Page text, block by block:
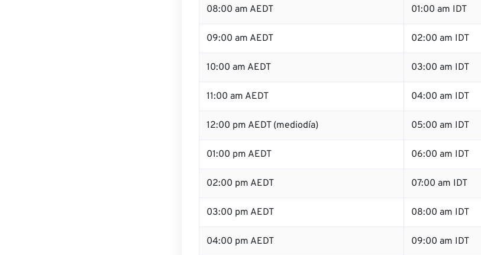
08:00 am AEDT 01:00 am IDT
09:00 am AEDT 02:00 am IDT
10:00 am AEDT 03:00 am IDT
11:00 am AEDT 04:00 am IDT
12:00 pm AEDT (mediodía) 05:00 am IDT
01:00 pm AEDT 06:00 am IDT
02:00 pm AEDT 07:00 am IDT
03:00 pm AEDT 08:00 am IDT
04:00 pm AEDT 09:00 am IDT